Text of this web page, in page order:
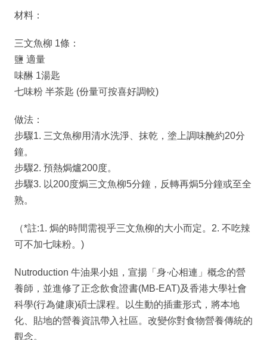
材料：
三文魚柳 1條：
鹽 適量
味醂 1湯匙
七味粉 半茶匙 (份量可按喜好調較)
做法：
步驟1. 三文魚柳用清水洗淨、抹乾，塗上調味醃約20分
鐘。
步驟2. 預熱焗爐200度。
步驟3. 以200度焗三文魚柳5分鐘，反轉再焗5分鐘或至全
熟。
（*註:1. 焗的時間需視乎三文魚柳的大小而定。2. 不吃辣
可不加七味粉。)
Nutroduction 牛油果小姐，宣揚「身·心相連」概念的營
養師，並進修了正念飲食證書(MB-EAT)及香港大學社會
科學(行為健康)碩士課程。以生動的插畫形式，將本地
化、貼地的營養資訊帶入社區。改變你對食物營養傳統的
觀念。